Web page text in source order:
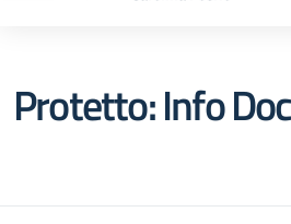
Protetto: Info